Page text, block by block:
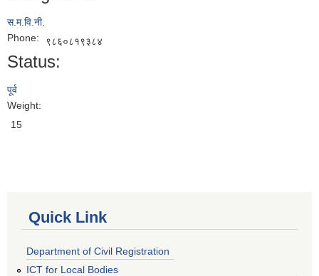
स.म.वि.नी.
Phone:
९८६०८१९३८४
Status:
पूर्व
Weight:
15
Quick Link
Department of Civil Registration
ICT for Local Bodies